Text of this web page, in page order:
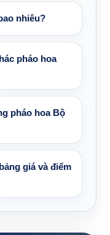
nhiêu?
pháo hoa
pháo hoa Bộ
giá và điểm